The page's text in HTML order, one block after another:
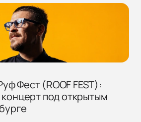
Фест (ROOF FEST):
под открытым